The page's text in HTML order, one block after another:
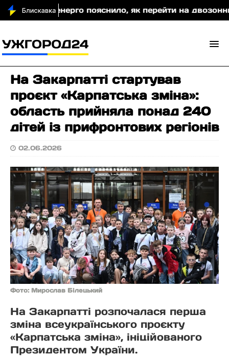
пояснило, як перейти на двозонний
На Закарпатті стартував
проєкт «Карпатська зміна»:
область прийняла понад 240
дітей із прифронтових регіонів
02.06.2026
Фото: Мирослав Білецький
На Закарпатті розпочалася перша
зміна всеукраїнського проєкту
«Карпатська зміна», ініційованого
Президентом України.